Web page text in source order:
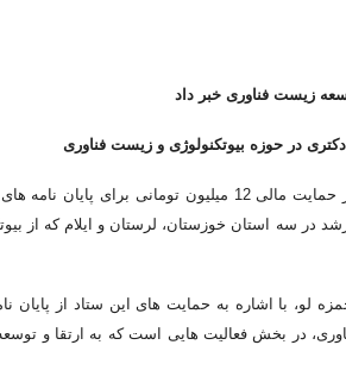
زیست فناوری خبر داد
دبیر گروه پژوهش، زیرساخت و توسعه فناوری ستاد توسعه زیست فناوری از حمایت مالی
در سه استان خوزستان، لرستان و ایلام که از
لو، با اشاره به حمایت های این ستاد از پایان
در بخش فعالیت هایی است که به ارتقا و توسعه